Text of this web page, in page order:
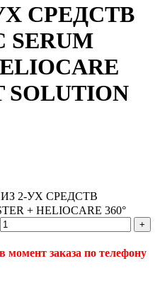
СРЕДСТВ
SERUM
SOLUTION
ИЗ 2-УХ СРЕДСТВ
+ HELIOCARE 360°
момент заказа по телефону